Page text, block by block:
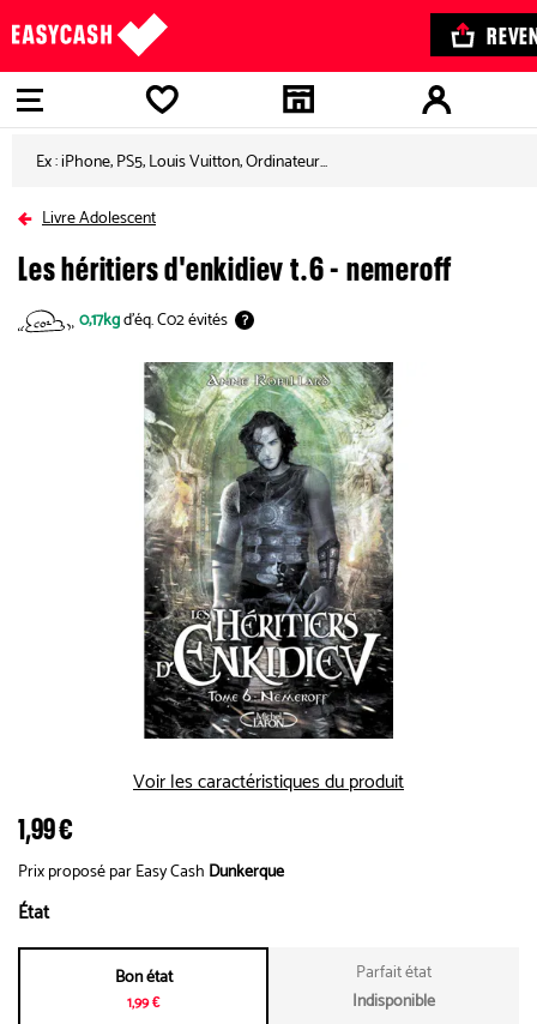
Aller à la
Aller à la
principal
-
Aller au
pied de
page
MENU
Retour
arrière
Livre Adolescent
Les héritiers d'enkidiev t.6 - nemeroff
0,17kgd'éq. C02 évités ?
Voir les caractéristiques du produit
1,99 €
Prix proposé par Easy Cash Dunkerque
État
Bon état
1,99 €
Parfait état
Indisponible